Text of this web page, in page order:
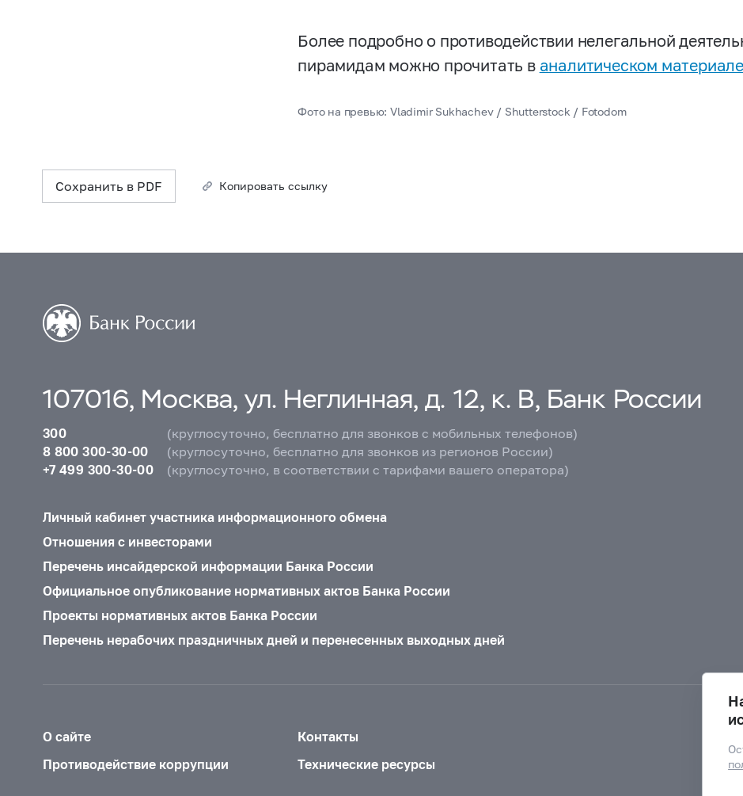
Более подробно о противодействии нелегальной
пирамидам можно прочитать в аналитическом материале
Фото на превью: Vladimir Sukhachev / Shutterstock / Fotodom
Сохранить в PDF Копировать ссылку
107016, Москва, ул. Неглинная, д. 12, к. В, Банк России
300
(круглосуточно, бесплатно для звонков с мобильных телефонов)
8 800 300-30-00
(круглосуточно, бесплатно для звонков из регионов России)
+7 499 300-30-00
(круглосуточно, в соответствии с тарифами вашего оператора)
Личный кабинет участника информационного обмена
Отношения с инвесторами
Перечень инсайдерской информации Банка России
Официальное опубликование нормативных актов Банка России
Проекты нормативных актов Банка России
Перечень нерабочих праздничных дней и перенесенных выходных дней
О сайте
Контакты
Противодействие коррупции
Технические ресурсы